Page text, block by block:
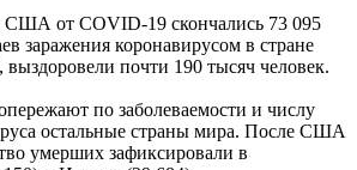
США от COVID-19 скончались 73 095
заражения коронавирусом в стране
выздоровели почти 190 тысяч человек.
по заболеваемости и числу
остальные страны мира. После США
умерших зафиксировали в